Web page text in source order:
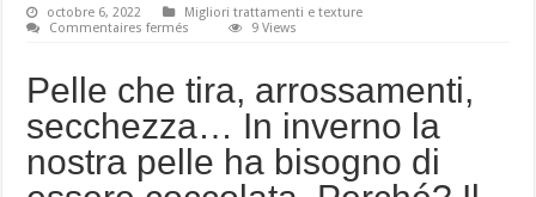
octobre 6, 2022
Migliori trattamenti e texture
Commentaires fermés
per
le
pelli
secche.
Ideali
per
idratare
9 Views
Pelle che tira, arrossamenti,
secchezza… In inverno la
nostra pelle ha bisogno di